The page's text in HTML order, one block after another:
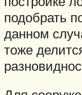
подобрать
данном
тоже